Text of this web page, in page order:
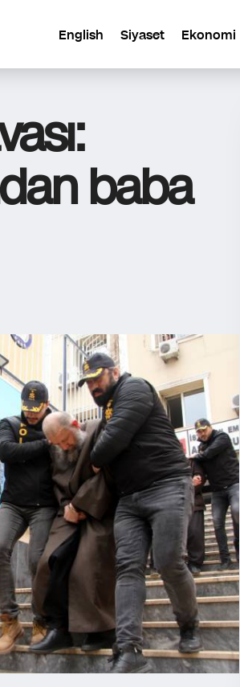
English Siyaset Ekonomi
baba